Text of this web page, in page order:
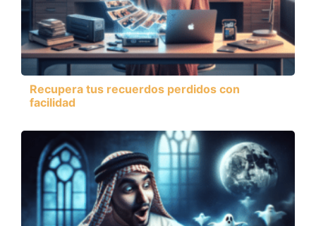
Recupera tus recuerdos perdidos con
facilidad